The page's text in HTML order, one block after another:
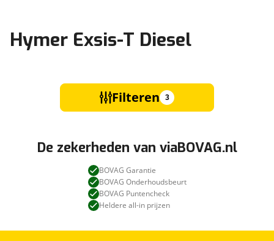
Hymer Exsis-T Diesel
Filteren 3
De zekerheden van viaBOVAG.nl
BOVAG Garantie
BOVAG Onderhoudsbeurt
BOVAG Puntencheck
Heldere all-in prijzen